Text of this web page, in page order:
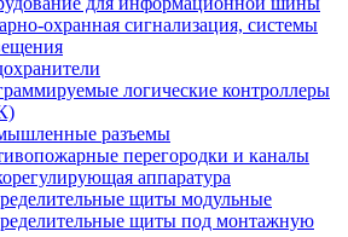
охранная сигнализация, системы
логические контроллеры
разъемы
перегородки и каналы
аппаратура
щиты модульные
щиты под монтажную